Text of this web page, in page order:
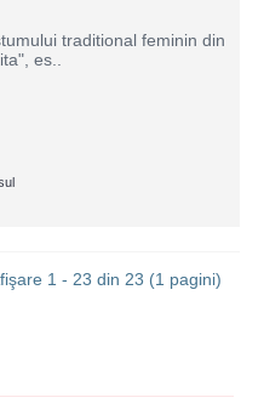
traditional feminin din
es..
1 - 23 din 23 (1 pagini)